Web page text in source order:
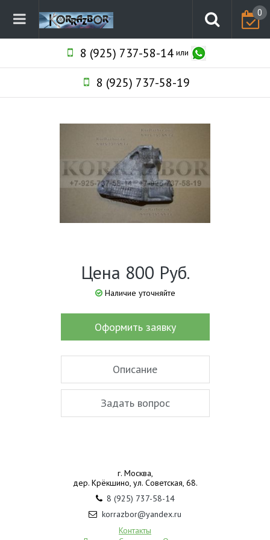
0
8 (925) 737-58-14или
8 (925) 737-58-19
Цена 800 Руб.
Наличие уточняйте
Оформить заявку
Описание
Задать вопрос
г. Москва,
дер. Крёкшино, ул. Советская, 68.
8 (925) 737-58-14
korrazbor@yandex.ru
Контакты